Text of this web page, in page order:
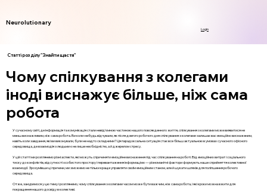
Neurolutionary
Login
Статті розділу "Знайти щастя"
Чому спілкування з колегами
іноді виснажує більше, ніж сама
робота
У сучасному світі, де інформація та комунікація стали невід’ємною частиною нашого повсякденного життя, спілкування з колегами може виявитися не
менш виснажливим, ніж сама робота. Ви коли-небудь відчували, як після довгого робочого дня спілкування з колегами залишає вас емоційно виснаженим,
навіть коли завдання, які ви виконували, були не надто складними? Ця парадоксальна ситуація стає все більш актуальною в умовах сучасного офісного
середовища, де взаємодія з людьми є не лише необхідністю, а й джерелом стресу.
У цій статті ми розглянемо різні аспекти, які можуть спричиняти емоційне виснаження під час спілкування на роботі. Від емоційних витрат і соціального
тиску до конфліктів, відсутності особистого простору і перевантаження інформацією — різноманітні фактори формують наше сприйняття колективної
взаємодії. Зрозумівши ці причини, ми зможемо не тільки краще управляти своїм емоційним станом, але й шукати шляхів для поліпшення робочого
середовища.
Отже, зануримося у цю тему і розглянемо, чому спілкування з колегами часом може бути важчим, ніж сама робота, і які кроки можна вжити для
покращення нашого досвіду в колективі.